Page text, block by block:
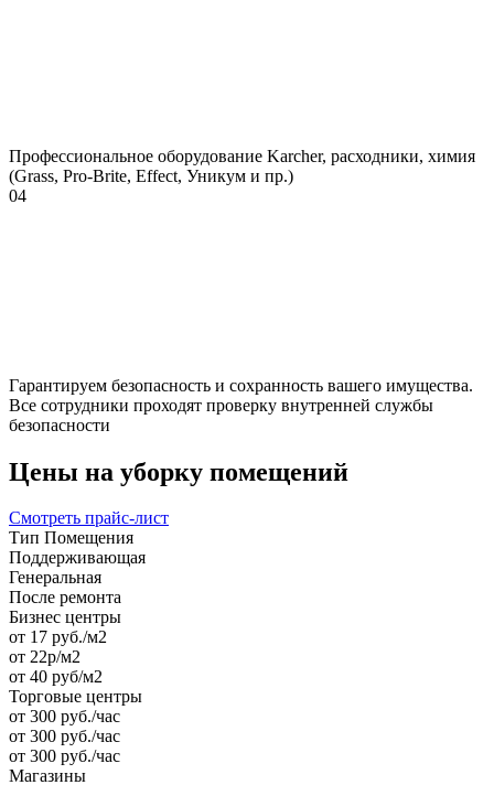
Профессиональное оборудование Karcher, расходники, химия
(Grass, Pro-Brite, Effect, Уникум и пр.)
04
Гарантируем безопасность и сохранность вашего имущества.
Все сотрудники проходят проверку внутренней службы
безопасности
Цены на уборку помещений
Смотреть прайс-лист
Тип Помещения
Поддерживающая
Генеральная
После ремонта
Бизнес центры
от 17 руб./м2
от 22р/м2
от 40 руб/м2
Торговые центры
от 300 руб./час
от 300 руб./час
от 300 руб./час
Магазины